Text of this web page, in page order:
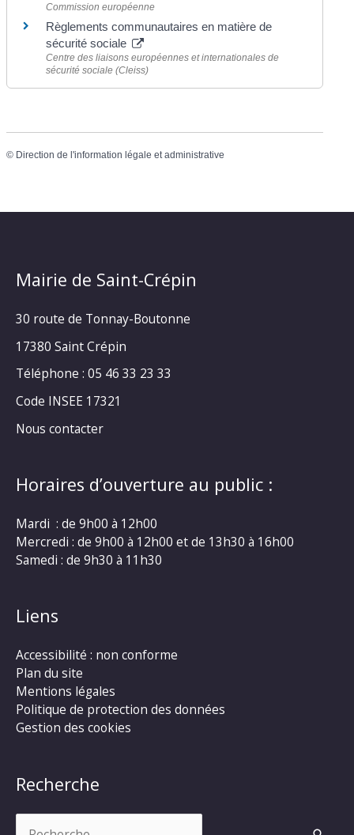
Commission européenne
Règlements communautaires en matière de
sécurité sociale
Centre des liaisons européennes et internationales de
sécurité sociale (Cleiss)
© Direction de l'information légale et administrative
Mairie de Saint-Crépin
30 route de Tonnay-Boutonne
17380 Saint Crépin
Téléphone : 05 46 33 23 33
Code INSEE 17321
Nous contacter
Horaires d’ouverture au public :
Mardi : de 9h00 à 12h00
Mercredi : de 9h00 à 12h00 et de 13h30 à 16h00
Samedi : de 9h30 à 11h30
Liens
Accessibilité : non conforme
Plan du site
Mentions légales
Politique de protection des données
Gestion des cookies
Recherche